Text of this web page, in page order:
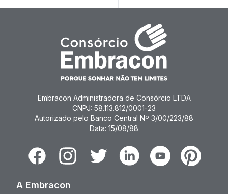
Embracon Administradora de Consórcio LTDA
CNPJ: 58.113.812/0001-23
Autorizado pelo Banco Central Nº 3/00/223/88
Data: 15/08/88
FacebookInstagramTwitter LinkedinYoutubePinterest
A Embracon